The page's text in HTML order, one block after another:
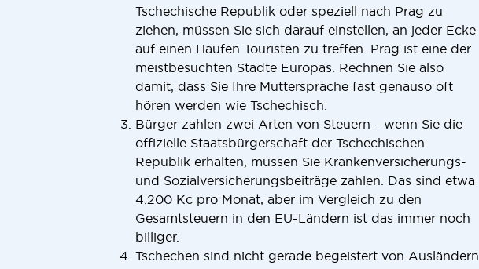
Tschechische Republik oder speziell nach Prag zu
ziehen, müssen Sie sich darauf einstellen, an jeder Ecke
auf einen Haufen Touristen zu treffen. Prag ist eine der
meistbesuchten Städte Europas. Rechnen Sie also
damit, dass Sie Ihre Muttersprache fast genauso oft
hören werden wie Tschechisch.
Bürger zahlen zwei Arten von Steuern - wenn Sie die
offizielle Staatsbürgerschaft der Tschechischen
Republik erhalten, müssen Sie Krankenversicherungs-
und Sozialversicherungsbeiträge zahlen. Das sind etwa
4.200 Kc pro Monat, aber im Vergleich zu den
Gesamtsteuern in den EU-Ländern ist das immer noch
billiger.
Tschechen sind nicht gerade begeistert von Ausländern